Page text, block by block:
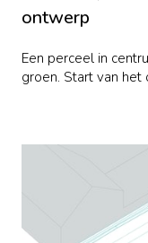
ontwerp
Een perceel in
groen. Start van het